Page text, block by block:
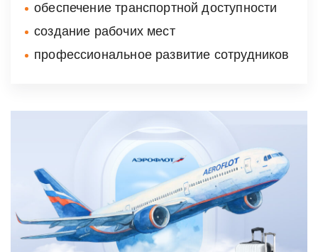
обеспечение транспортной доступности
создание рабочих мест
профессиональное развитие сотрудников